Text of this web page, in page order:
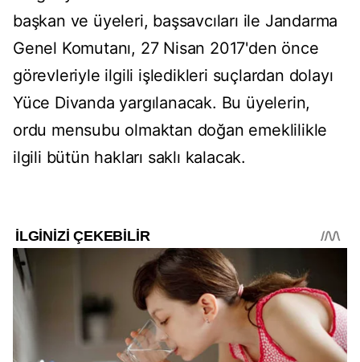
başkan ve üyeleri, başsavcıları ile Jandarma
Genel Komutanı, 27 Nisan 2017'den önce
görevleriyle ilgili işledikleri suçlardan dolayı
Yüce Divanda yargılanacak. Bu üyelerin,
ordu mensubu olmaktan doğan emeklilikle
ilgili bütün hakları saklı kalacak.